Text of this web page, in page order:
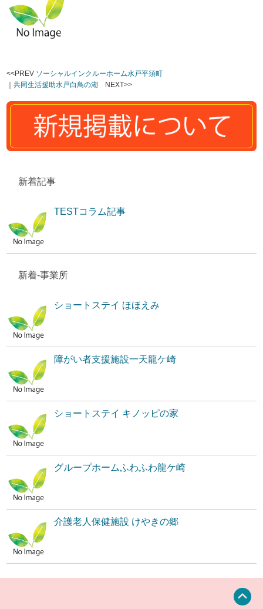
<<PREV ソーシャルインクルーホーム水戸平須町
｜共同生活援助水戸白鳥の湖 NEXT>>
新着記事
TESTコラム記事
新着-事業所
ショートステイ ほほえみ
障がい者支援施設一天龍ケ崎
ショートステイ キノッピの家
グループホームふわふわ龍ケ崎
介護老人保健施設 けやきの郷